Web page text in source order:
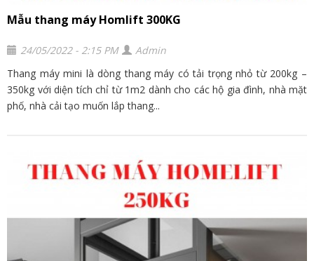
Mẫu thang máy Homlift 300KG
24/05/2022 - 2:15 PM
Admin
Thang máy mini là dòng thang máy có tải trọng nhỏ từ 200kg –
350kg với diện tích chỉ từ 1m2 dành cho các hộ gia đình, nhà mặt
phố, nhà cải tạo muốn lắp thang...